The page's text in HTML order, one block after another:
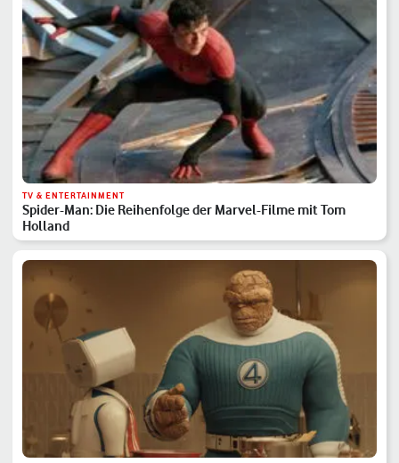
TV & ENTERTAINMENT
Spider-Man: Die Reihenfolge der Marvel-Filme mit Tom
Holland